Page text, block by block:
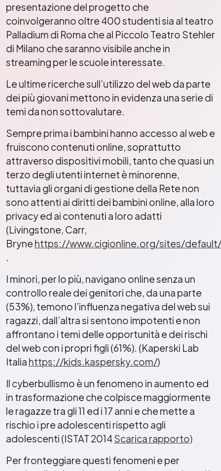
presentazione del progetto che
coinvolgeranno oltre 400 studenti sia al teatro
Palladium di Roma che al Piccolo Teatro Stehler
di Milano che saranno visibile anche in
streaming per le scuole interessate.
Le ultime ricerche sull’utilizzo del web da parte
dei più giovani mettono in evidenza una serie di
temi da non sottovalutare.
Sempre prima i bambini hanno accesso al web e
fruiscono contenuti online, soprattutto
attraverso dispositivi mobili, tanto che quasi un
terzo degli utenti internet è minorenne,
tuttavia gli organi di gestione della Rete non
sono attenti ai diritti dei bambini online, alla loro
privacy ed ai contenuti a loro adatti
(Livingstone, Carr,
Bryne https://www.cigionline.org/sites/
.
I minori, per lo più, navigano online senza un
controllo reale dei genitori che, da una parte
(53%), temono l’influenza negativa del web sui
ragazzi, dall’altra si sentono impotenti e non
affrontano i temi delle opportunità e dei rischi
del web con i propri figli (61%). (Kaperski Lab
Italia https://kids.kaspersky.com/)
Il cyberbullismo è un fenomeno in aumento ed
in trasformazione che colpisce maggiormente
le ragazze tra gli 11 ed i 17 anni e che mette a
rischio i pre adolescenti rispetto agli
adolescenti (ISTAT 2014 Scarica rapporto)
Per fronteggiare questi fenomeni e per